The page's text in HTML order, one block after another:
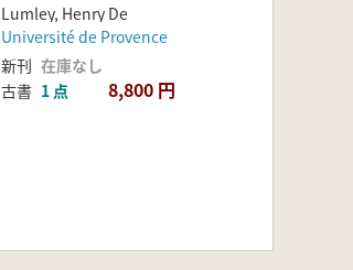
Lumley, Henry De
Université de Provence
新刊 在庫なし
古書 1 点 8,800 円